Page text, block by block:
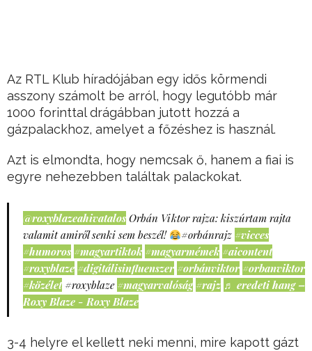
Az RTL Klub híradójában egy idős körmendi
asszony számolt be arról, hogy legutóbb már
1000 forinttal drágábban jutott hozzá a
gázpalackhoz, amelyet a főzéshez is használ.
Azt is elmondta, hogy nemcsak ő, hanem a fiai is
egyre nehezebben találtak palackokat.
@roxyblazeahivatalos Orbán Viktor rajza: kiszúrtam rajta
valamit amiről senki sem beszél!
#orbánrajz #vicces
#humoros #magyartiktok #magyarmémek #aicontent
#roxyblaze #digitálisinfluenszer #orbánviktor #orbanviktor
#közélet #roxyblaze #magyarvalóság #rajz ♬ eredeti hang –
Roxy Blaze - Roxy Blaze
3-4 helyre el kellett neki menni, mire kapott gázt